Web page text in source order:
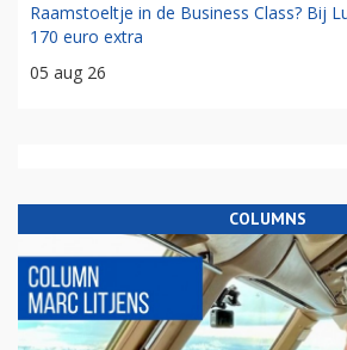
Raamstoeltje in de Business Class? Bij
170 euro extra
05 aug 26
COLUMNS